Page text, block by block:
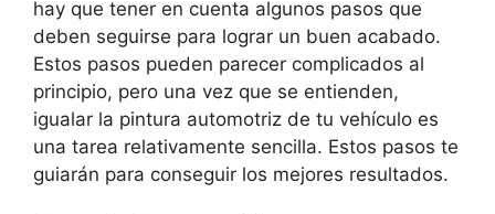
hay que tener en cuenta algunos pasos que
deben seguirse para lograr un buen acabado.
Estos pasos pueden parecer complicados al
principio, pero una vez que se entienden,
igualar la pintura automotriz de tu vehículo es
una tarea relativamente sencilla. Estos pasos te
guiarán para conseguir los mejores resultados.